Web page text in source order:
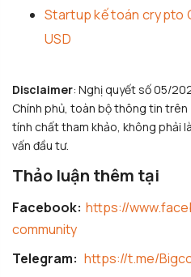
Startup kế toán crypto
USD
Disclaimer: Nghị quyết số 05/
Chính phủ, toàn bộ thông tin trên
tính chất tham khảo, không phải
vấn đầu tư.
Thảo luận thêm tại
Facebook: https://
community
Telegram: https://t.me/